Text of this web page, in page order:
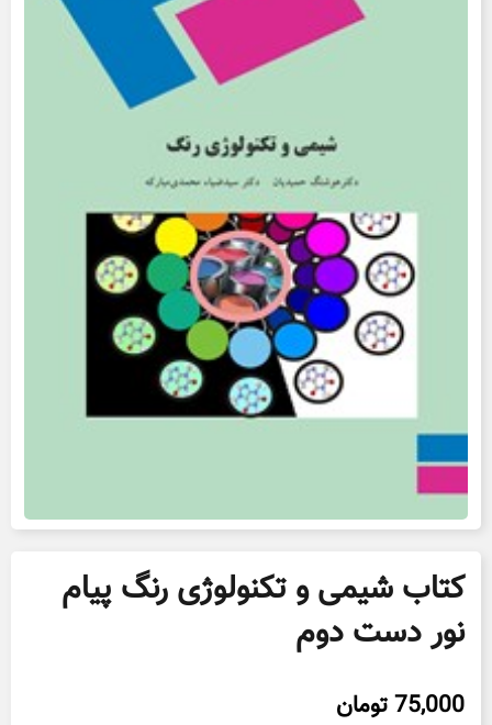
کتاب شیمی و تکنولوژی رنگ پیام
نور دست دوم
75,000تومان